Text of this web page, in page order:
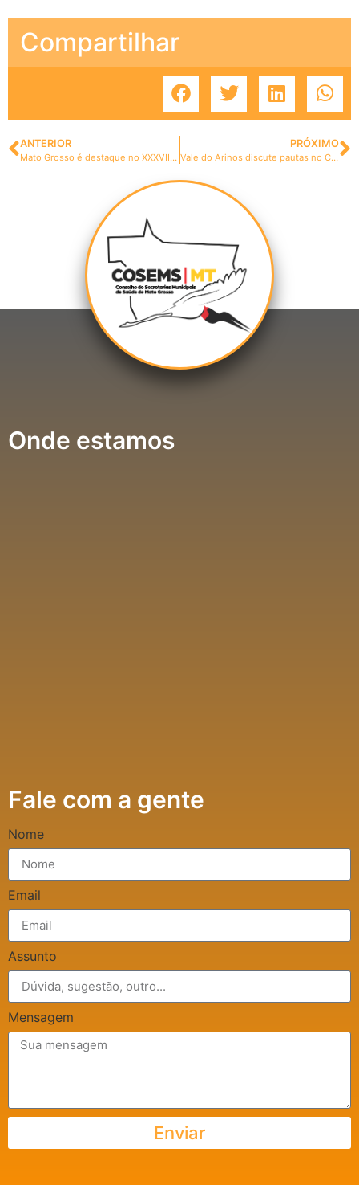
Compartilhar
ANTERIOR
Mato Grosso é destaque no XXXVII Congresso Conasems
PRÓXIMO
Vale do Arinos discute pautas no CGM e CIR
Onde estamos
Fale com a gente
Nome
Email
Assunto
Mensagem
Enviar